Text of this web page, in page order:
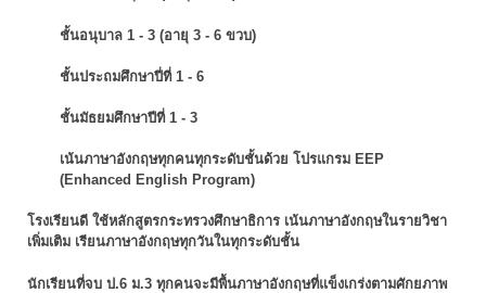
ชั้นอนุบาล 1 - 3 (อายุ 3 - 6 ขวบ)
ชั้นประถมศึกษาปี่ที่ 1 - 6
ชั้นมัธยมศึกษาปีที่ 1 - 3
เน้นภาษาอังกฤษทุกคนทุกระดับชั้นด้วย โปรแกรม EEP
(Enhanced English Program)
โรงเรียนดี ใช้หลักสูตรกระทรวงศึกษาธิการ เน้นภาษาอังกฤษในรายวิชา
เพิ่มเติม เรียนภาษาอังกฤษทุกวันในทุกระดับชั้น
นักเรียนที่จบ ป.6 ม.3 ทุกคนจะมีพื้นภาษาอังกฤษที่แข็งเกร่งตามศักยภาพ